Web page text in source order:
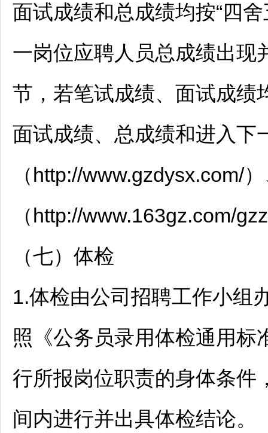
面试成绩和总成绩均按“四
一岗位应聘人员总成绩出现
节，若笔试成绩、面试成绩
面试成绩、总成绩和进入下
（http://www.gzdysx.com/
（http://www.163gz.com/
（七）体检
1.体检由公司 招聘工作小组
照《公务员录用体检通用标
行所报岗位职责的身体条件
间内进行并出具体检结论。